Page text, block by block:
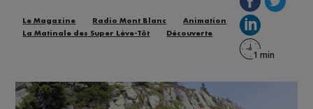
Le Magazine Radio Mont Blanc
Animation
La Matinale des Super Lève-Tôt
Découverte